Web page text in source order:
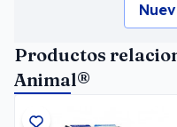
Productos
Animal®